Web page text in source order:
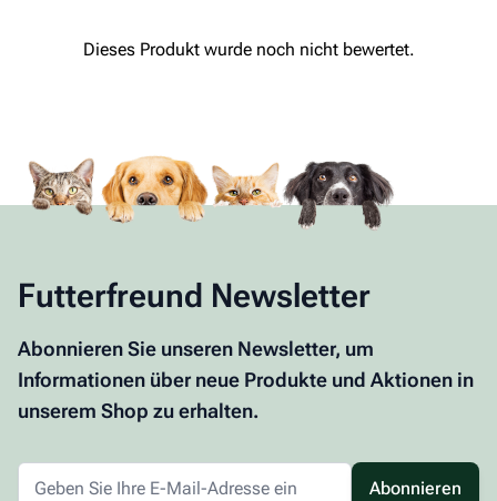
Futterfreund Newsletter
Abonnieren Sie unseren Newsletter, um
Informationen über neue Produkte und Aktionen in
unserem Shop zu erhalten.
Abonnieren